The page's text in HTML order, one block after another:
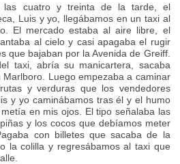
las cuatro y treinta de la tarde, el
Luis y yo, llegábamos en un taxi al
El mercado estaba al aire libre, el
al cielo y casi apagaba el rugir
que bajaban por la Avenida de Greiff.
taxi, abría su manicartera, sacaba
Luego empezaba a caminar
y verduras que los vendedores
y yo caminábamos tras él y el humo
en mis ojos. El tipo señalaba las
y los cocos que debíamos meter
con billetes que sacaba de la
la colilla y regresábamos al taxi que